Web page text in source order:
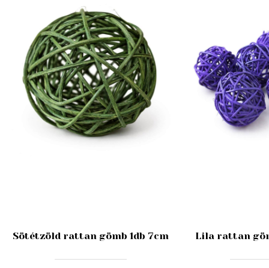
Sötétzöld rattan gömb 1db 7cm Lila rattan